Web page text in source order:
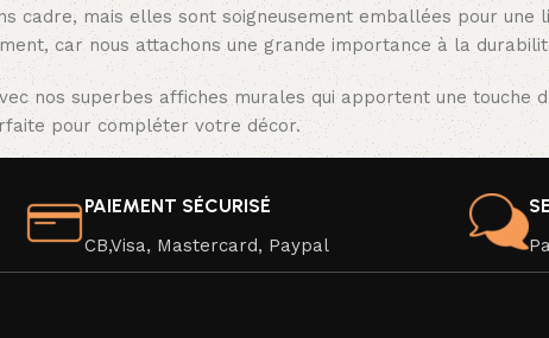
cadre, mais elles sont soigneusement emballées pour
car nous attachons une grande importance à la
nos superbes affiches murales qui apportent une touche
pour compléter votre décor.
PAIEMENT SÉCURISÉ
CB,Visa, Mastercard, Paypal